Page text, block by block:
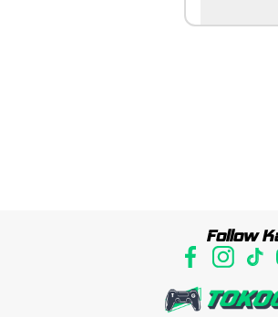
Follow